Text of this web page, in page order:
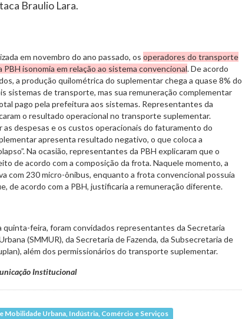
Braulio Lara.
em novembro do ano passado, os operadores do transporte
isonomia em relação ao sistema convencional. De acordo
a produção quilométrica do suplementar chega a quase 8% do
sistemas de transporte, mas sua remuneração complementar
pago pela prefeitura aos sistemas. Representantes da
o resultado operacional no transporte suplementar.
as despesas e os custos operacionais do faturamento do
apresenta resultado negativo, o que coloca a
Na ocasião, representantes da PBH explicaram que o
de acordo com a composição da frota. Naquele momento, a
com 230 micro-ônibus, enquanto a frota convencional possuía
de acordo com a PBH, justificaria a remuneração diferente.
quinta-feira, foram convidados representantes da Secretaria
(SMMUR), da Secretaria de Fazenda, da Subsecretaria de
além dos permissionários do transporte suplementar.
Institucional
Mobilidade Urbana, Indústria, Comércio e Serviços